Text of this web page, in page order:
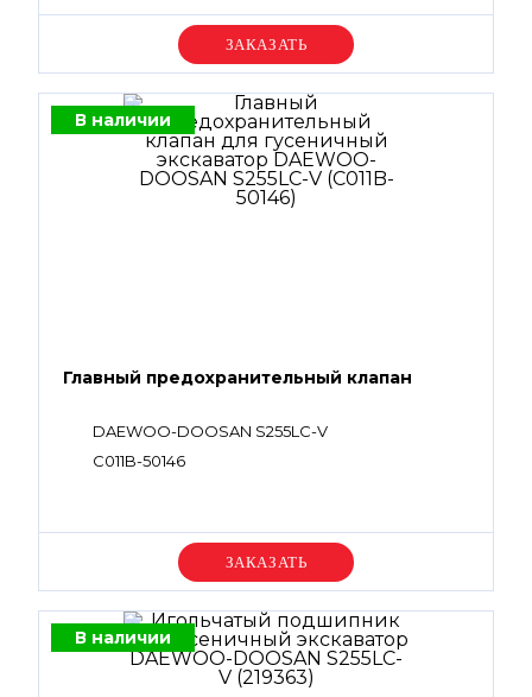
Уточняйте цену
В наличии
Главный предохранительный клапан
DAEWOO-DOOSAN S255LC-V
C011B-50146
Уточняйте цену
В наличии